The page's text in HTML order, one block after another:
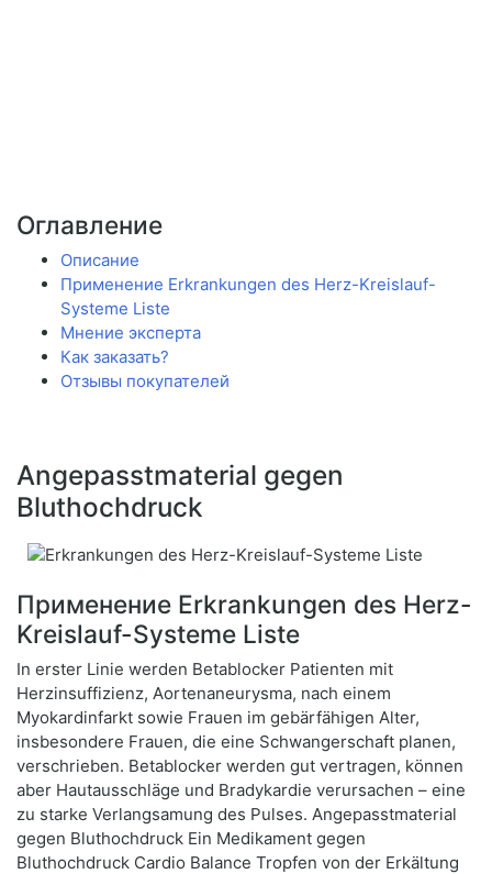
Оглавление
Описание
Применение Erkrankungen des Herz-Kreislauf-
Systeme Liste
Мнение эксперта
Как заказать?
Отзывы покупателей
Angepasstmaterial gegen
Bluthochdruck
Применение Erkrankungen des Herz-
Kreislauf-Systeme Liste
In erster Linie werden Betablocker Patienten mit
Herzinsuffizienz, Aortenaneurysma, nach einem
Myokardinfarkt sowie Frauen im gebärfähigen Alter,
insbesondere Frauen, die eine Schwangerschaft planen,
verschrieben. Betablocker werden gut vertragen, können
aber Hautausschläge und Bradykardie verursachen – eine
zu starke Verlangsamung des Pulses. Angepasstmaterial
gegen Bluthochdruck Ein Medikament gegen
Bluthochdruck Cardio Balance Tropfen von der Erkältung